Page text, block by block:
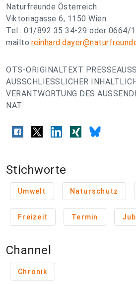
Naturfreunde Österreich
Viktoriagasse 6, 1150 Wien
Tel.: 01/892 35 34-29 oder 0664/
mailto:
OTS-ORIGINALTEXT
AUSSCHLIESSLICHER
VERANTWORTUNG DES
NAT
Stichworte
Umwelt Naturschutz
Freizeit Termin
Channel
Chronik